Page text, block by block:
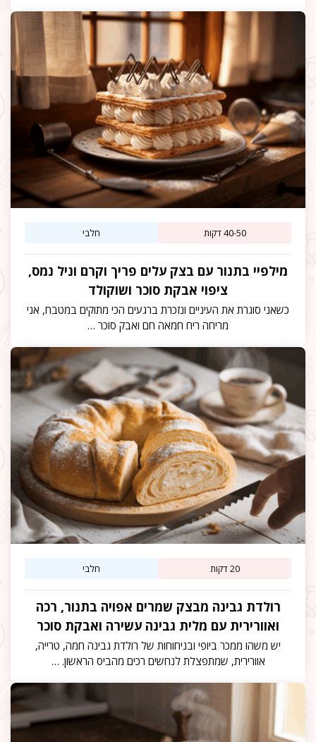
40-50 דקות חלבי
מילפיי בתנור עם בצק עלים פריך וקרם וניל נמס,
ציפוי אבקת סוכר ושוקולד
כשאני סוגרת את העיניים ונזכרת ברגעים הכי מתוקים במטבח, אני
מריחה ריח חמאה חם ואבק סוכר …
20 דקות חלבי
רולדת גבינה מבצק שמרים אפויה בתנור, רכה
ואוורירית עם מלית גבינה עשירה ואבקת סוכר
יש משהו ממכר ביופי ובניחוחות של רולדת גבינה חמה, טרייה,
אוורירית, שמתפצלת לנחשים רכים מהביס הראשון. …